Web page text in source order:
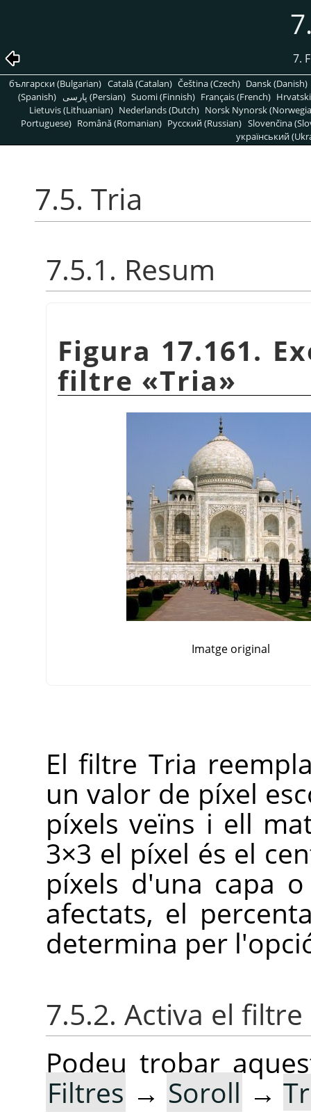
7.
български (Bulgarian) Català (Catalan) Čeština (Czech) Dansk (Danish)
(Spanish)
پارسی (Persian) Suomi (Finnish) Français (French)
Lietuvis (Lithuanian) Nederlands (Dutch) Norsk Nynorsk
Portuguese) Română (Romanian) Pусский (Russian) Slovenčina
український
7.5. Tria
7.5.1. Resum
Figura 17.161.
filtre «Tria»
Imatge original
El filtre Tria
un valor de píxel
píxels veïns i ell
3×3 el píxel és el
píxels d'una capa
afectats, el
determina per
7.5.2. Activa el filtre
Podeu trobar
Filtres → Soroll →